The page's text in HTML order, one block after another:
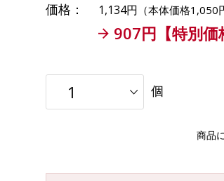
価格： 1,134円 （本体価格1,050
907円【特別価
個
商品